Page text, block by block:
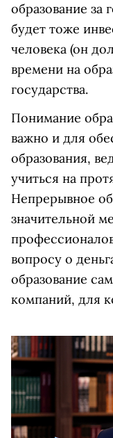
образование за
будет тоже
человека (он
времени на
государства.
Понимание
важно и для
образования,
учиться на
Непрерывное
значительной
вопросу о
образование
компаний, для